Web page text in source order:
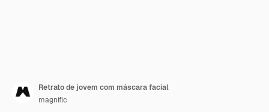
Retrato de jovem com máscara facial
magnific